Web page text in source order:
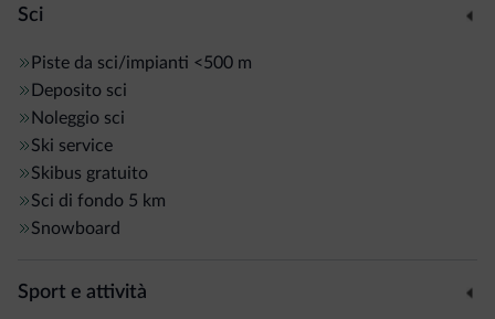
Sci
Piste da sci/impianti <500 m
Deposito sci
Noleggio sci
Ski service
Skibus gratuito
Sci di fondo 5 km
Snowboard
Sport e attività